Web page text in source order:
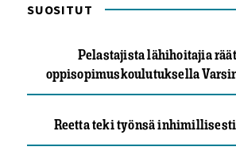
SUOSITUT
Pelastajista lähihoitajia
oppisopimuskoulutuksella
Reetta teki työnsä